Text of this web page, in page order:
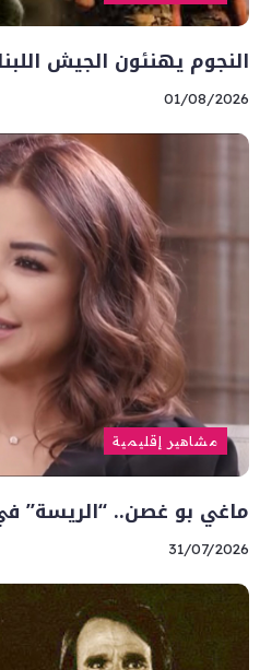
النجوم يهنئون الجيش
01/08/2026
مشاهير إقليمية
ماغي بو غصن.. “الريسة” في
31/07/2026